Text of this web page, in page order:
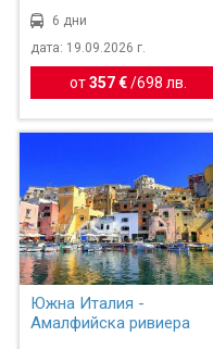
6 дни
дата: 19.09.2026 г.
от357 € /698 лв.
Южна Италия -
Амалфийска ривиера